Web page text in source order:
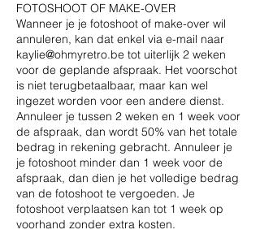
FOTOSHOOT OF MAKE-OVER
Wanneer je je fotoshoot of make-over wil
annuleren, kan dat enkel via e-mail naar
kaylie@ohmyretro.be tot uiterlijk 2 weken
voor de geplande afspraak. Het voorschot
is niet terugbetaalbaar, maar kan wel
ingezet worden voor een andere dienst.
Annuleer je tussen 2 weken en 1 week voor
de afspraak, dan wordt 50% van het totale
bedrag in rekening gebracht. Annuleer je
je fotoshoot minder dan 1 week voor de
afspraak, dan dien je het volledige bedrag
van de fotoshoot te vergoeden. Je
fotoshoot verplaatsen kan tot 1 week op
voorhand zonder extra kosten.